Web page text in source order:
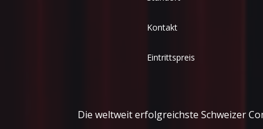
Kontakt
Eintrittspreis
Die weltweit erfolgreichste Schweizer